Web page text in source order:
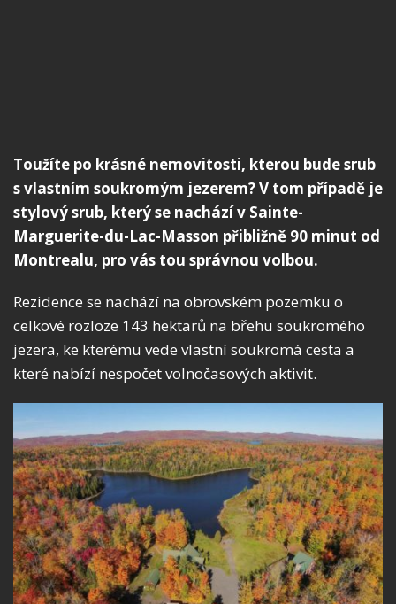
Toužíte po krásné nemovitosti, kterou bude srub
s vlastním soukromým jezerem? V tom případě je
stylový srub, který se nachází v Sainte-
Marguerite-du-Lac-Masson přibližně 90 minut od
Montrealu, pro vás tou správnou volbou.
Rezidence se nachází na obrovském pozemku o
celkové rozloze 143 hektarů na břehu soukromého
jezera, ke kterému vede vlastní soukromá cesta a
které nabízí nespočet volnočasových aktivit.